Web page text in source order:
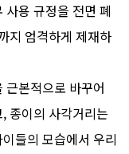
용 규정을 전면 폐
지 엄격하게 제재하
근본적으로 바꾸어
종이의 사각거리는
들의 모습에서 우리